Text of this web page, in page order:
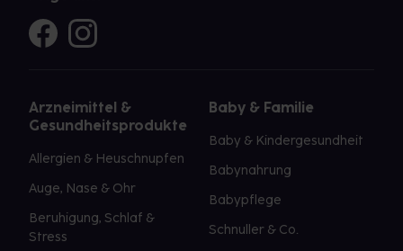
Arzneimittel &
Gesundheitsprodukte
Allergien & Heuschnupfen
Auge, Nase & Ohr
Beruhigung, Schlaf &
Stress
Baby & Familie
Baby & Kindergesundheit
Babynahrung
Babypflege
Schnuller & Co.